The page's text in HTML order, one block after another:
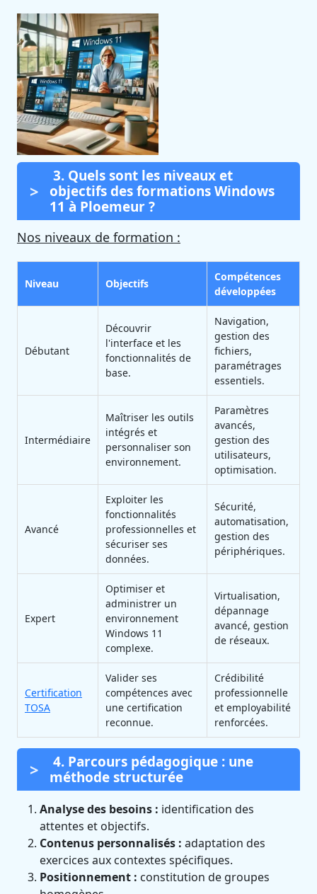
3. Quels sont les niveaux et
objectifs des formations Windows
11 à Ploemeur ?
Nos niveaux de formation :
Niveau Objectifs
Compétences
développées
Débutant
Découvrir
l'interface et les
fonctionnalités de
base.
Navigation,
gestion des
fichiers,
paramétrages
essentiels.
Intermédiaire
Maîtriser les outils
intégrés et
personnaliser son
environnement.
Paramètres
avancés,
gestion des
utilisateurs,
optimisation.
Avancé
Exploiter les
fonctionnalités
professionnelles et
sécuriser ses
données.
Sécurité,
automatisation,
gestion des
périphériques.
Expert
Optimiser et
administrer un
environnement
Windows 11
complexe.
Virtualisation,
dépannage
avancé, gestion
de réseaux.
Certification
TOSA
Valider ses
compétences avec
une certification
reconnue.
Crédibilité
professionnelle
et employabilité
renforcées.
4. Parcours pédagogique : une
méthode structurée
Analyse des besoins : identification des
attentes et objectifs.
Contenus personnalisés : adaptation des
exercices aux contextes spécifiques.
Positionnement : constitution de groupes